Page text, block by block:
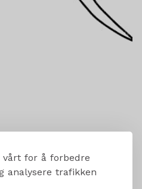
vårt for å forbedre
analysere trafikken